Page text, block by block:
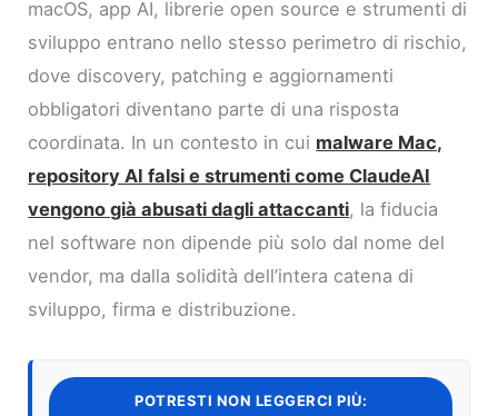
macOS, app AI, librerie open source e strumenti di
sviluppo entrano nello stesso perimetro di rischio,
dove discovery, patching e aggiornamenti
obbligatori diventano parte di una risposta
coordinata. In un contesto in cui malware Mac,
repository AI falsi e strumenti come ClaudeAI
vengono già abusati dagli attaccanti, la fiducia
nel software non dipende più solo dal nome del
vendor, ma dalla solidità dell’intera catena di
sviluppo, firma e distribuzione.
POTRESTI NON LEGGERCI PIÙ: